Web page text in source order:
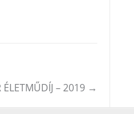
ÉLETMŰDÍJ – 2019 →